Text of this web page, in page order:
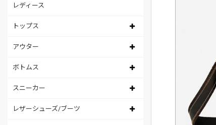
レディース
トップス
アウター
ボトムス
スニーカー
レザーシューズ/ブーツ